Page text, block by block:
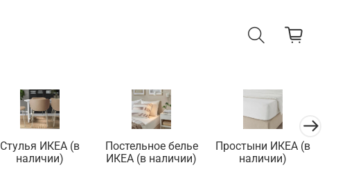
Стулья ИКЕА (в
наличии)
Постельное белье
ИКЕА (в наличии)
Простыни ИКЕА (в
наличии)